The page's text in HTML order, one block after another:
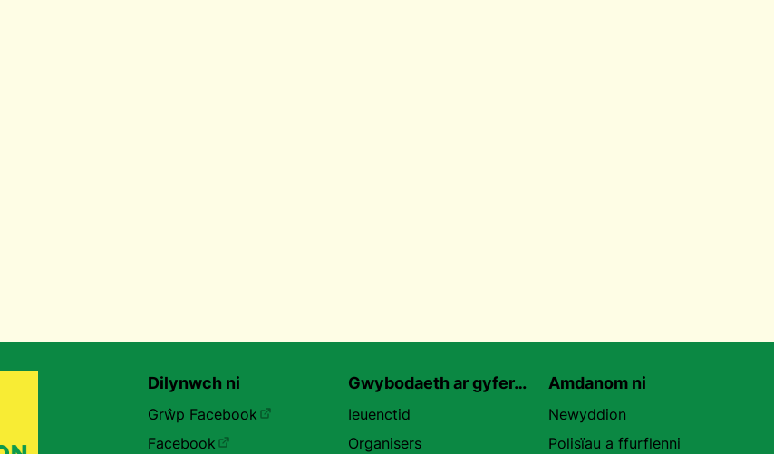
Dilynwch ni
Grŵp Facebook
Facebook
Gwybodaeth ar gyfer…
Ieuenctid
Organisers
Amdanom ni
Newyddion
Polisïau a ffurflenni